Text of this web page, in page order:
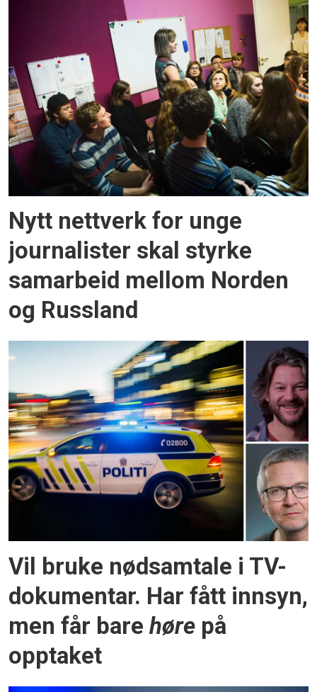
Nytt nettverk for unge
journalister skal styrke
samarbeid mellom Norden
og Russland
Vil bruke nødsamtale i TV-
dokumentar. Har fått innsyn,
men får barehøre på
opptaket